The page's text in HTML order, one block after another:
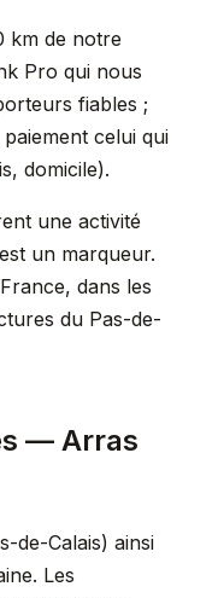
km de notre
Pro qui nous
fiables ;
celui qui
domicile).
une activité
un marqueur.
dans les
du Pas-de-
— Arras
de-Calais) ainsi
Les